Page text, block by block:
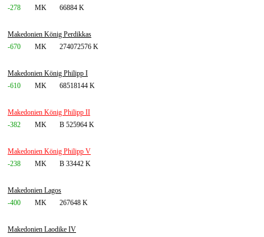
-278
MK 66884 K
Makedonien König Perdikkas
-670
MK 274072576 K
Makedonien König Philipp I
-610
MK 68518144 K
Makedonien König Philipp II
-382
MK B 525964 K
Makedonien König Philipp V
-238
MK B 33442 K
Makedonien Lagos
-400
MK 267648 K
Makedonien Laodike IV